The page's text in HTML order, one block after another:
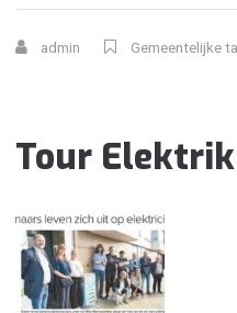
admin Gemeentelijke
Tour Elektrik